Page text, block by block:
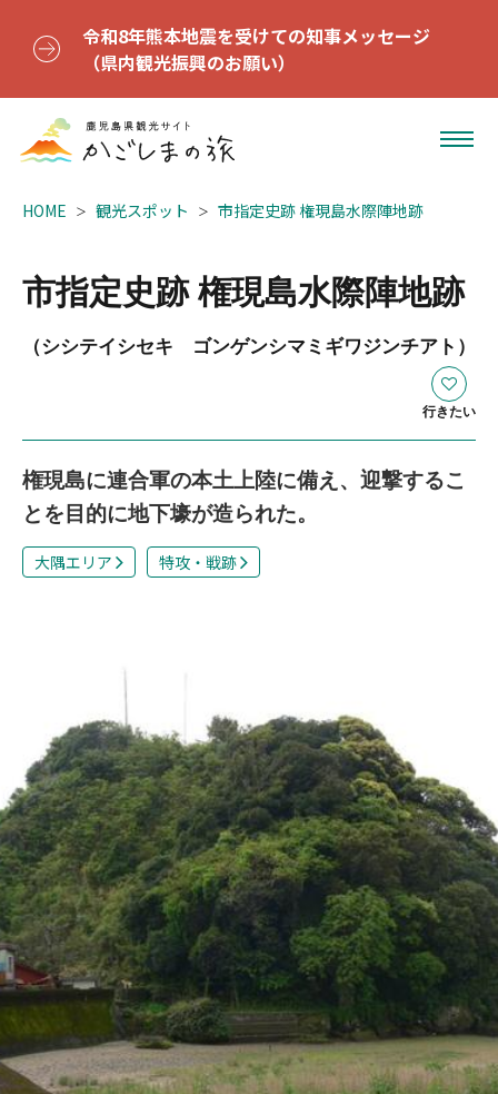
令和8年熊本地震を受けての知事メッセージ
（県内観光振興のお願い）
HOME 観光スポット 市指定史跡 権現島水際陣地跡
市指定史跡 権現島水際陣地跡
（シシテイシセキ ゴンゲンシマミギワジンチアト）
行きたい
権現島に連合軍の本土上陸に備え、迎撃するこ
とを目的に地下壕が造られた。
大隅エリア 特攻・戦跡